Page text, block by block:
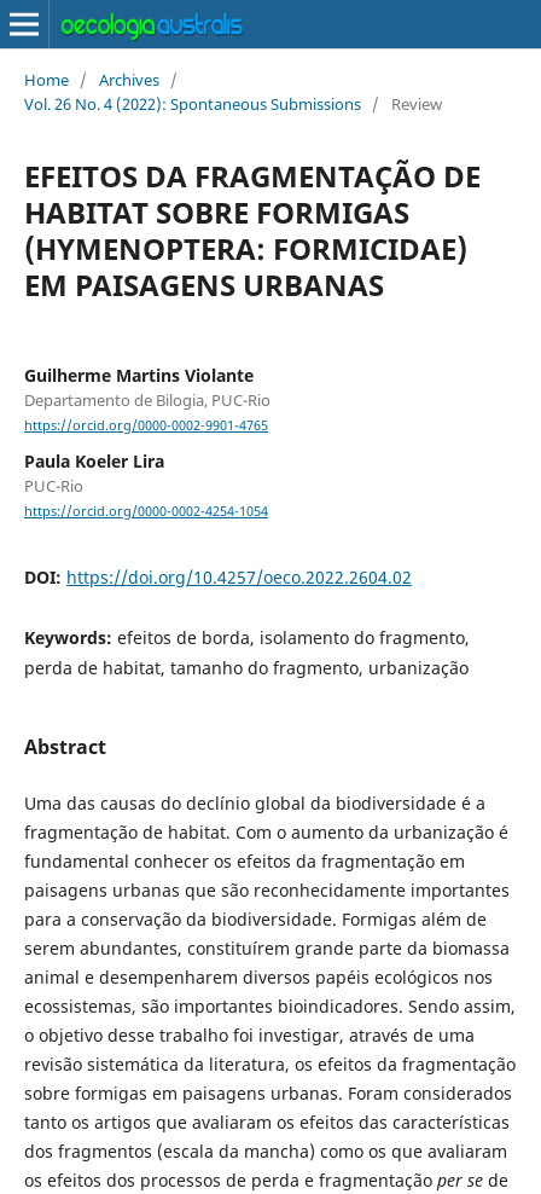
Home / Archives /
Vol. 26 No. 4 (2022): Spontaneous Submissions / Review
EFEITOS DA FRAGMENTAÇÃO DE
HABITAT SOBRE FORMIGAS
(HYMENOPTERA: FORMICIDAE)
EM PAISAGENS URBANAS
Guilherme Martins Violante
Departamento de Bilogia, PUC-Rio
https://orcid.org/0000-0002-9901-4765
Paula Koeler Lira
PUC-Rio
https://orcid.org/0000-0002-4254-1054
DOI: https://doi.org/10.4257/oeco.2022.2604.02
Keywords: efeitos de borda, isolamento do fragmento,
perda de habitat, tamanho do fragmento, urbanização
Abstract
Uma das causas do declínio global da biodiversidade é a
fragmentação de habitat. Com o aumento da urbanização é
fundamental conhecer os efeitos da fragmentação em
paisagens urbanas que são reconhecidamente importantes
para a conservação da biodiversidade. Formigas além de
serem abundantes, constituírem grande parte da biomassa
animal e desempenharem diversos papéis ecológicos nos
ecossistemas, são importantes bioindicadores. Sendo assim,
o objetivo desse trabalho foi investigar, através de uma
revisão sistemática da literatura, os efeitos da fragmentação
sobre formigas em paisagens urbanas. Foram considerados
tanto os artigos que avaliaram os efeitos das características
dos fragmentos (escala da mancha) como os que avaliaram
os efeitos dos processos de perda e fragmentação per sede